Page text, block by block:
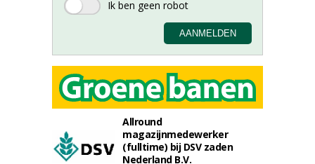
Allround
magazijnmedewerker
(fulltime) bij DSV zaden
Nederland B.V.